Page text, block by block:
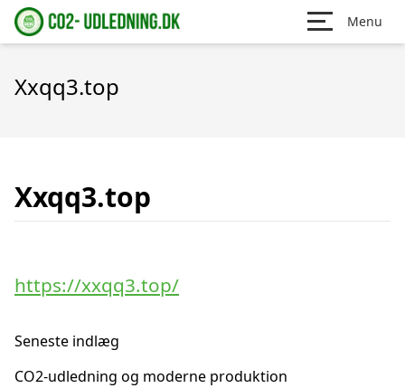
Menu
Xxqq3.top
Xxqq3.top
https://xxqq3.top/
Seneste indlæg
CO2-udledning og moderne produktion